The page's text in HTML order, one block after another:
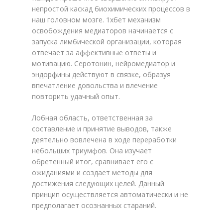
непростой каскад биохимических процессов в
наш головном мозге. 1хбет механизм
освобождения медиаторов начинается с
запуска лимбической организации, которая
отвечает за аффективные ответы и
мотивацию. Серотонин, нейромедиатор и
эндорфины действуют в связке, образуя
впечатление довольства и влечение
повторить удачный опыт.
Лобная область, ответственная за
составление и принятие выводов, также
деятельно вовлечена в ходе переработки
небольших триумфов. Она изучает
обретенный итог, сравнивает его с
ожиданиями и создает методы для
достижения следующих целей. Данный
принцип осуществляется автоматически и не
предполагает осознанных стараний.